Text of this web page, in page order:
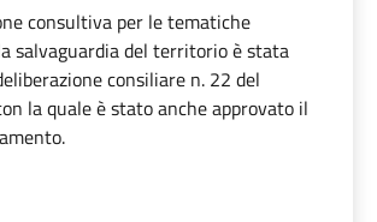
consultiva per le tematiche
salvaguardia del territorio è stata
consiliare n. 22 del
la quale è stato anche approvato il